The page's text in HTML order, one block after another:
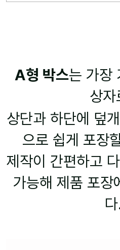
A형 박스는 가장
상자
상단과 하단에 덮
으로 쉽게 포장
제작이 간편하고
가능해 제품 포장